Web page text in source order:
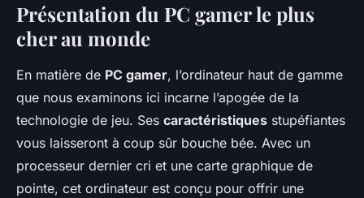
Présentation du PC gamer le plus
cher au monde
En matière de PC gamer, l’ordinateur haut de gamme
que nous examinons ici incarne l’apogée de la
technologie de jeu. Ses caractéristiques stupéfiantes
vous laisseront à coup sûr bouche bée. Avec un
processeur dernier cri et une carte graphique de
pointe, cet ordinateur est conçu pour offrir une